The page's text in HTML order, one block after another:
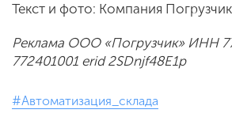
Текст и фото: Компания
Реклама ООО «Погрузчик» ИНН
772401001 erid 2SDnjf48E1p
#Автоматизация_склада